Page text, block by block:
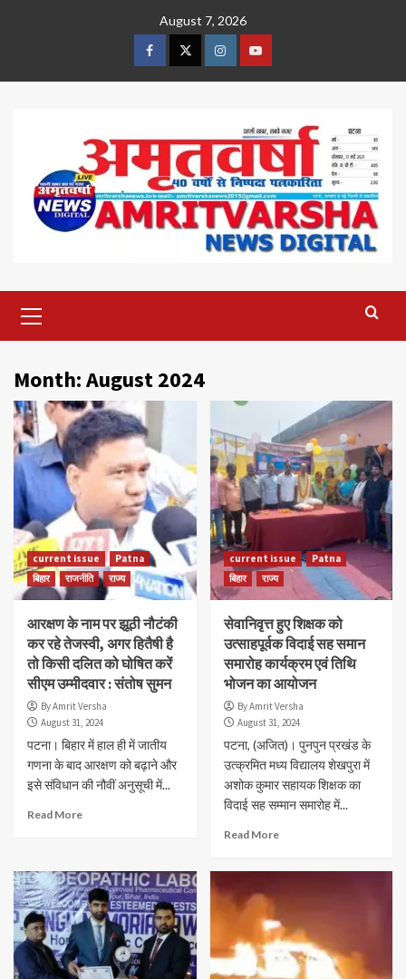
August 7, 2026
FacebookTwitterInstagramYoutube
Menu
Month:August 2024
current issue
Patna
बिहार
राजनीति राज्य
आरक्षण के नाम पर झूठी नौटंकी
कर रहे तेजस्वी, अगर हितैषी है
तो किसी दलित को घोषित करें
सीएम उम्मीदवार : संतोष सुमन
By Amrit Versha
August 31, 2024
पटना। बिहार में हाल ही में जातीय
गणना के बाद आरक्षण को बढ़ाने और
इसे संविधान की नौवीं अनुसूची में...
Read More
current issue
Patna
बिहार
राज्य
सेवानिवृत्त हुए शिक्षक को
उत्साहपूर्वक विदाई सह समान
समारोह कार्यक्रम एवं तिथि
भोजन का आयोजन
By Amrit Versha
August 31, 2024
पटना, (अजित)। पुनपुन प्रखंड के
उत्क्रमित मध्य विद्यालय शेखपुरा में
अशोक कुमार सहायक शिक्षक का
विदाई सह सम्मान समारोह में...
Read More